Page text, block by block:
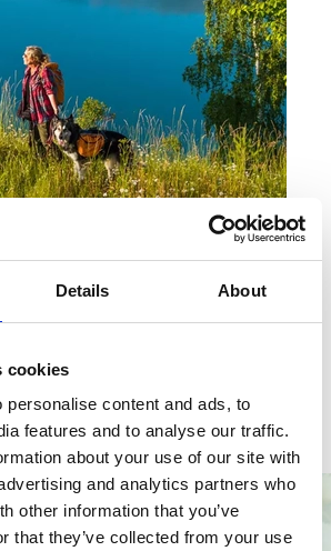
Details About
cookies
personalise content and ads, to
features and to analyse our traffic.
about your use of our site with
and analytics partners who
other information that you’ve
that they’ve collected from your use
kontraster